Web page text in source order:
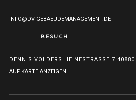
INFO@DV-GEBAEUDEMANAGEMENT.DE
BESUCH
DENNIS VOLDERS HEINESTRASSE 7 40880
AUF KARTE ANZEIGEN